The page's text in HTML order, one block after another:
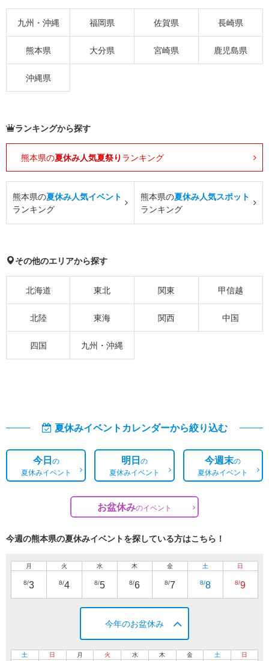
九州・沖縄 福岡県 佐賀県 長崎県
熊本県 大分県 宮崎県 鹿児島県
沖縄県
ランキングから探す
熊本県の夏休み人気夏祭り ランキング
熊本県の夏休み人気イベント
ランキング
熊本県の夏休み人気スポット
ランキング
その他のエリアから探す
北海道 東北 関東 甲信越
北陸 東海 関西 中国
四国 九州・沖縄
夏休みイベントカレンダーから絞り込む
今日の
夏休みイベント
明日の
夏休みイベント
今週末の
夏休みイベント
お盆休みのイベント
今週の熊本県の夏休みイベントを探している方はこちら！
月
8/3
火
8/4
水
8/5
木
8/6
金
8/7
土
8/8
日
8/9
今年のお盆休み
土 日 月 火 水 木 金 土 日